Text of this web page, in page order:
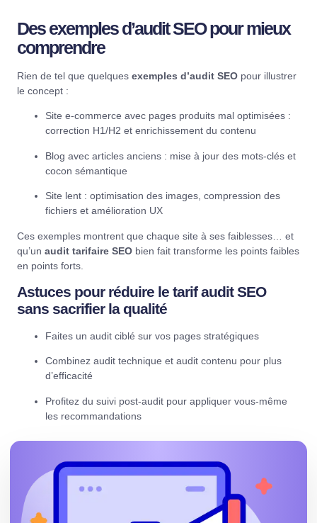
Desexemples d’audit SEOpour mieux
comprendre
Rien de tel que quelques exemples d’audit SEO pour illustrer
le concept :
Site e-commerce avec pages produits mal optimisées :
correction H1/H2 et enrichissement du contenu
Blog avec articles anciens : mise à jour des mots-clés et
cocon sémantique
Site lent : optimisation des images, compression des
fichiers et amélioration UX
Ces exemples montrent que chaque site à ses faiblesses… et
qu’un audit tarifaire SEO bien fait transforme les points faibles
en points forts.
Astuces pour réduire le tarif audit SEO
sans sacrifier la qualité
Faites un audit ciblé sur vos pages stratégiques
Combinez audit technique et audit contenu pour plus
d’efficacité
Profitez du suivi post-audit pour appliquer vous-même
les recommandations